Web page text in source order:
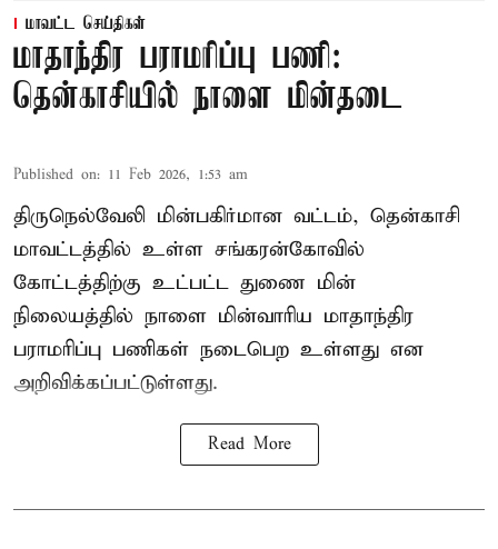
மாவட்ட செய்திகள்
மாதாந்திர பராமரிப்பு பணி:
தென்காசியில் நாளை மின்தடை
Published on: 11 Feb 2026, 1:53 am
திருநெல்வேலி மின்பகிர்மான வட்டம், தென்காசி
மாவட்டத்தில் உள்ள சங்கரன்கோவில்
கோட்டத்திற்கு உட்பட்ட துணை மின்
நிலையத்தில் நாளை மின்வாரிய மாதாந்திர
பராமரிப்பு பணிகள் நடைபெற உள்ளது என
அறிவிக்கப்பட்டுள்ளது.
Read More